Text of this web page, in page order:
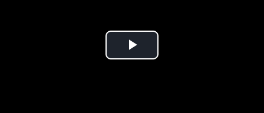
Play Video